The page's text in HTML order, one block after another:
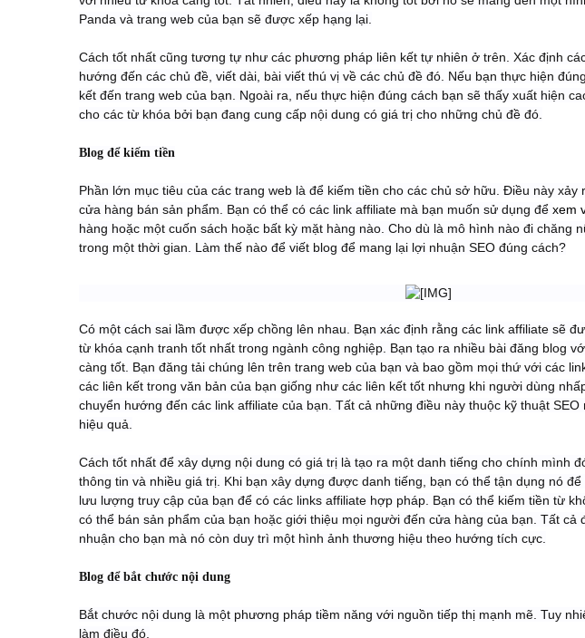
Panda và trang web của bạn sẽ được xếp hạng lại.
Cách tốt nhất cũng tương tự như các phương pháp liên kết tự nhiên ở trên. Xác định
hướng đến các chủ đề, viết dài, bài viết thú vị về các chủ đề đó. Nếu bạn thực hiện
kết đến trang web của bạn. Ngoài ra, nếu thực hiện đúng cách bạn sẽ thấy xuất hiện
cho các từ khóa bởi bạn đang cung cấp nội dung có giá trị cho những chủ đề đó.
Blog để kiếm tiền
Phần lớn mục tiêu của các trang web là để kiếm tiền cho các chủ sở hữu. Điều này xảy
cửa hàng bán sản phẩm. Bạn có thể có các link affiliate mà bạn muốn sử dụng để xem
hàng hoặc một cuốn sách hoặc bất kỳ mặt hàng nào. Cho dù là mô hình nào đi chăng
trong một thời gian. Làm thế nào để viết blog để mang lại lợi nhuận SEO đúng cách?
Có một cách sai lầm được xếp chồng lên nhau. Bạn xác định rằng các link affiliate sẽ
từ khóa cạnh tranh tốt nhất trong ngành công nghiệp. Bạn tạo ra nhiều bài đăng blog
càng tốt. Bạn đăng tải chúng lên trên trang web của bạn và bao gồm mọi thứ với các
các liên kết trong văn bản của bạn giống như các liên kết tốt nhưng khi người dùng
chuyển hướng đến các link affiliate của bạn. Tất cả những điều này thuộc kỹ thuật
hiệu quả.
Cách tốt nhất để xây dựng nội dung có giá trị là tạo ra một danh tiếng cho chính mình
thông tin và nhiều giá trị. Khi bạn xây dựng được danh tiếng, bạn có thể tận dụng nó
lưu lượng truy cập của bạn để có các links affiliate hợp pháp. Bạn có thể kiếm tiền từ
có thể bán sản phẩm của bạn hoặc giới thiệu mọi người đến cửa hàng của bạn. Tất cả
nhuận cho bạn mà nó còn duy trì một hình ảnh thương hiệu theo hướng tích cực.
Blog để bắt chước nội dung
Bắt chước nội dung là một phương pháp tiềm năng với nguồn tiếp thị mạnh mẽ. Tuy
làm điều đó.